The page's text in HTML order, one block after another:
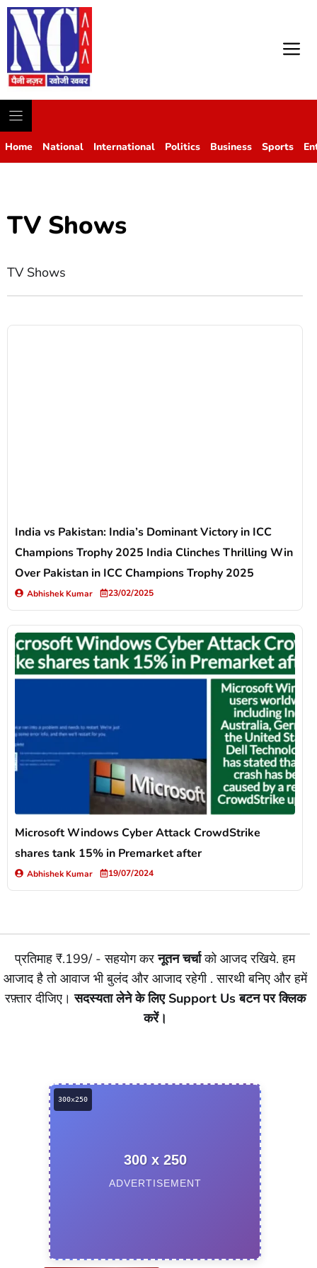
Home National International Politics Business Sports
TV Shows
TV Shows
India vs Pakistan: India’s Dominant Victory in ICC
Champions Trophy 2025 India Clinches Thrilling Win
Over Pakistan in ICC Champions Trophy 2025
Abhishek Kumar 23/02/2025
Microsoft Windows Cyber Attack CrowdStrike
shares tank 15% in Premarket after
Abhishek Kumar 19/07/2024
प्रतिमाह ₹.199/ - सहयोग करनूतन चर्चाको आजद रखिये. हम
आजाद है तो आवाज भी बुलंद और आजाद रहेगी . सारथी बनिए और हमें
रफ़्तार दीजिए।सदस्यता लेने के लिए Support Us बटन पर क्लिक
करें।
300 x 250
ADVERTISEMENT